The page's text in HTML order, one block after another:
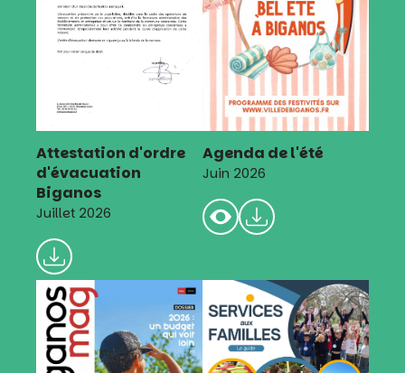
Attestation d'ordre
d'évacuation
Biganos
Juillet 2026
Agenda de l'été
Juin 2026